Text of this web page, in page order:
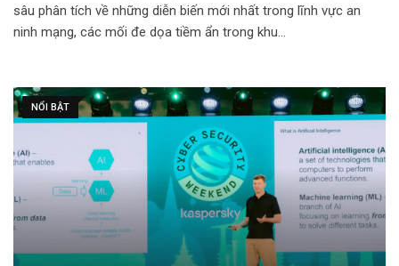
sâu phân tích về những diễn biến mới nhất trong lĩnh vực an
ninh mạng, các mối đe dọa tiềm ẩn trong khu…
NỔI BẬT